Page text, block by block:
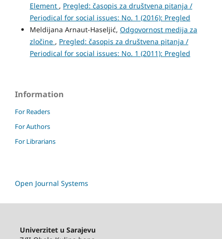
Element , Pregled: časopis za društvena pitanja /
Periodical for social issues: No. 1 (2016): Pregled
Meldijana Arnaut-Haseljić, Odgovornost medija za
zločine , Pregled: časopis za društvena pitanja /
Periodical for social issues: No. 1 (2011): Pregled
Information
For Readers
For Authors
For Librarians
Open Journal Systems
Univerzitet u Sarajevu